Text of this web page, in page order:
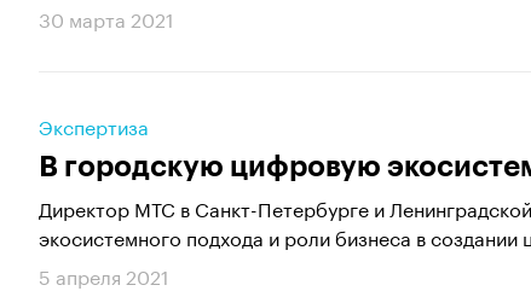
30 марта 2021
Экспертиза
В городскую цифровую
Директор МТС в Санкт-Петербурге и
экосистемного подхода и роли бизнеса в создании
5 апреля 2021